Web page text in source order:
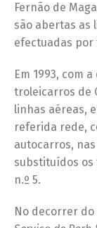
Fernão de
são abertas as
efectuadas
Em 1993, com
troleicarros de
linhas aéreas,
referida rede,
autocarros, nas
substituídos
n.º 5.
No decorrer